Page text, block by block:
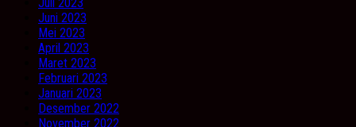
Juni 2023
Mei 2023
April 2023
Maret 2023
Februari 2023
Januari 2023
Desember 2022
November 2022